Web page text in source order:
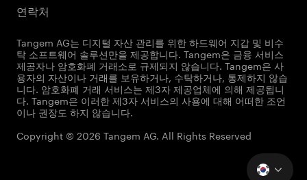
연락처
Tangem AG는 디지털 자산 관리를 위한 하드웨어 지갑 및 비수
탁 소프트웨어 솔루션만을 제공합니다. Tangem은 금융 서비스
제공자나 암호화폐 거래소로 규제되지 않습니다. Tangem은 사
용자의 자산이나 거래를 보유하거나, 수탁하거나, 통제하지 않습
니다. 암호화폐 거래 서비스는 제3자 제공업체에 의해 제공됩니
다. Tangem은 이러한 제3자 서비스의 사용에 대해 어떠한 조언
이나 권장도 하지 않습니다.